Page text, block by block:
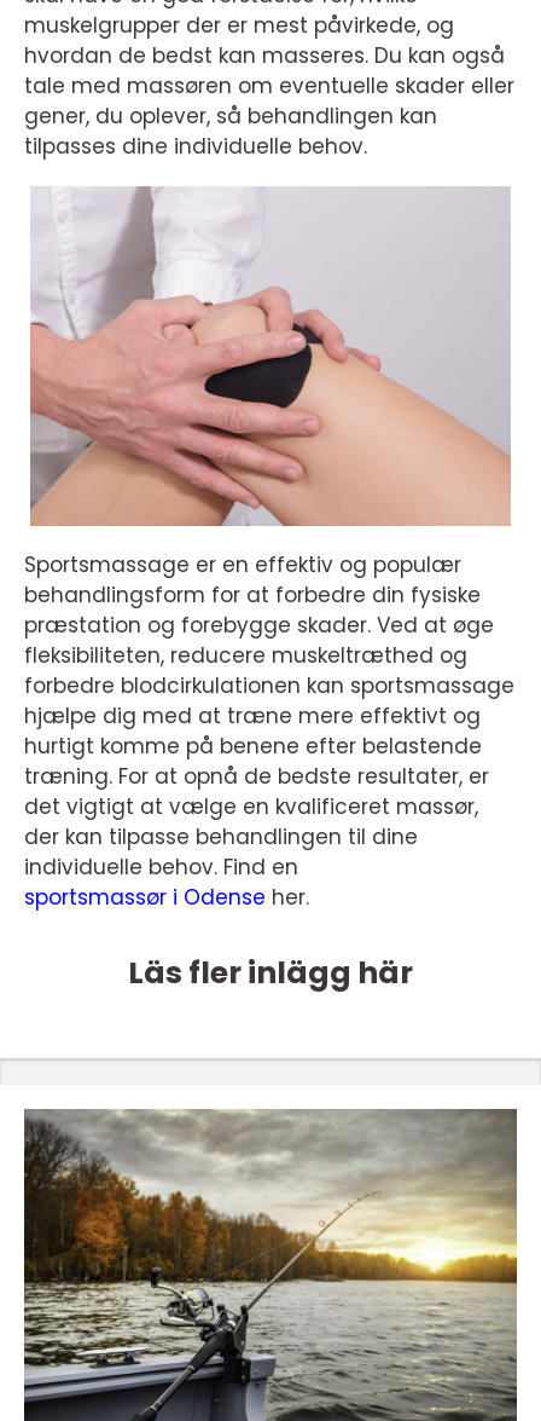
muskelgrupper der er mest påvirkede, og
hvordan de bedst kan masseres. Du kan også
tale med massøren om eventuelle skader eller
gener, du oplever, så behandlingen kan
tilpasses dine individuelle behov.
Sportsmassage er en effektiv og populær
behandlingsform for at forbedre din fysiske
præstation og forebygge skader. Ved at øge
fleksibiliteten, reducere muskeltræthed og
forbedre blodcirkulationen kan sportsmassage
hjælpe dig med at træne mere effektivt og
hurtigt komme på benene efter belastende
træning. For at opnå de bedste resultater, er
det vigtigt at vælge en kvalificeret massør,
der kan tilpasse behandlingen til dine
individuelle behov. Find en
sportsmassør i Odense her.
Läs fler inlägg här